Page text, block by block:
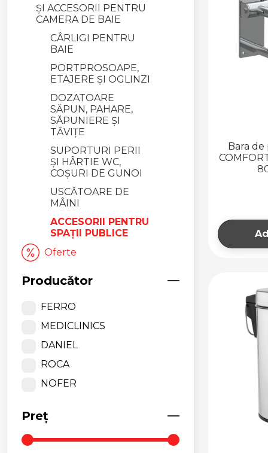
ȘI ACCESORII PENTRU
CAMERA DE BAIE
CÂRLIGI PENTRU
BAIE
PORTPROSOAPE,
ETAJERE ȘI OGLINZI
DOZATOARE
SĂPUN, PAHARE,
SĂPUNIERE ȘI
TĂVIȚE
SUPORTURI PERII
ȘI HÂRTIE WC,
COȘURI DE GUNOI
USCĂTOARE DE
MÂINI
ACCESORII PENTRU
SPAȚII PUBLICE
Oferte
Producător
FERRO
MEDICLINICS
DANIEL
ROCA
NOFER
Preț
Bara de